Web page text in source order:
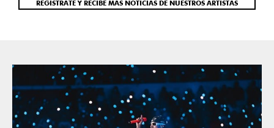
REGÍSTRATE Y RECIBE MÁS NOTICIAS DE NUESTROS ARTISTAS